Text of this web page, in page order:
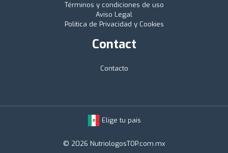
Términos y condiciones de uso
Aviso Legal
Política de Privacidad y Cookies
Contact
Contacto
Elige tu país
© 2026 NutriologosTOP.com.mx